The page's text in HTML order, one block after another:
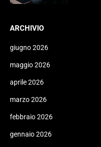
ARCHIVIO
giugno 2026
maggio 2026
aprile 2026
marzo 2026
febbraio 2026
gennaio 2026